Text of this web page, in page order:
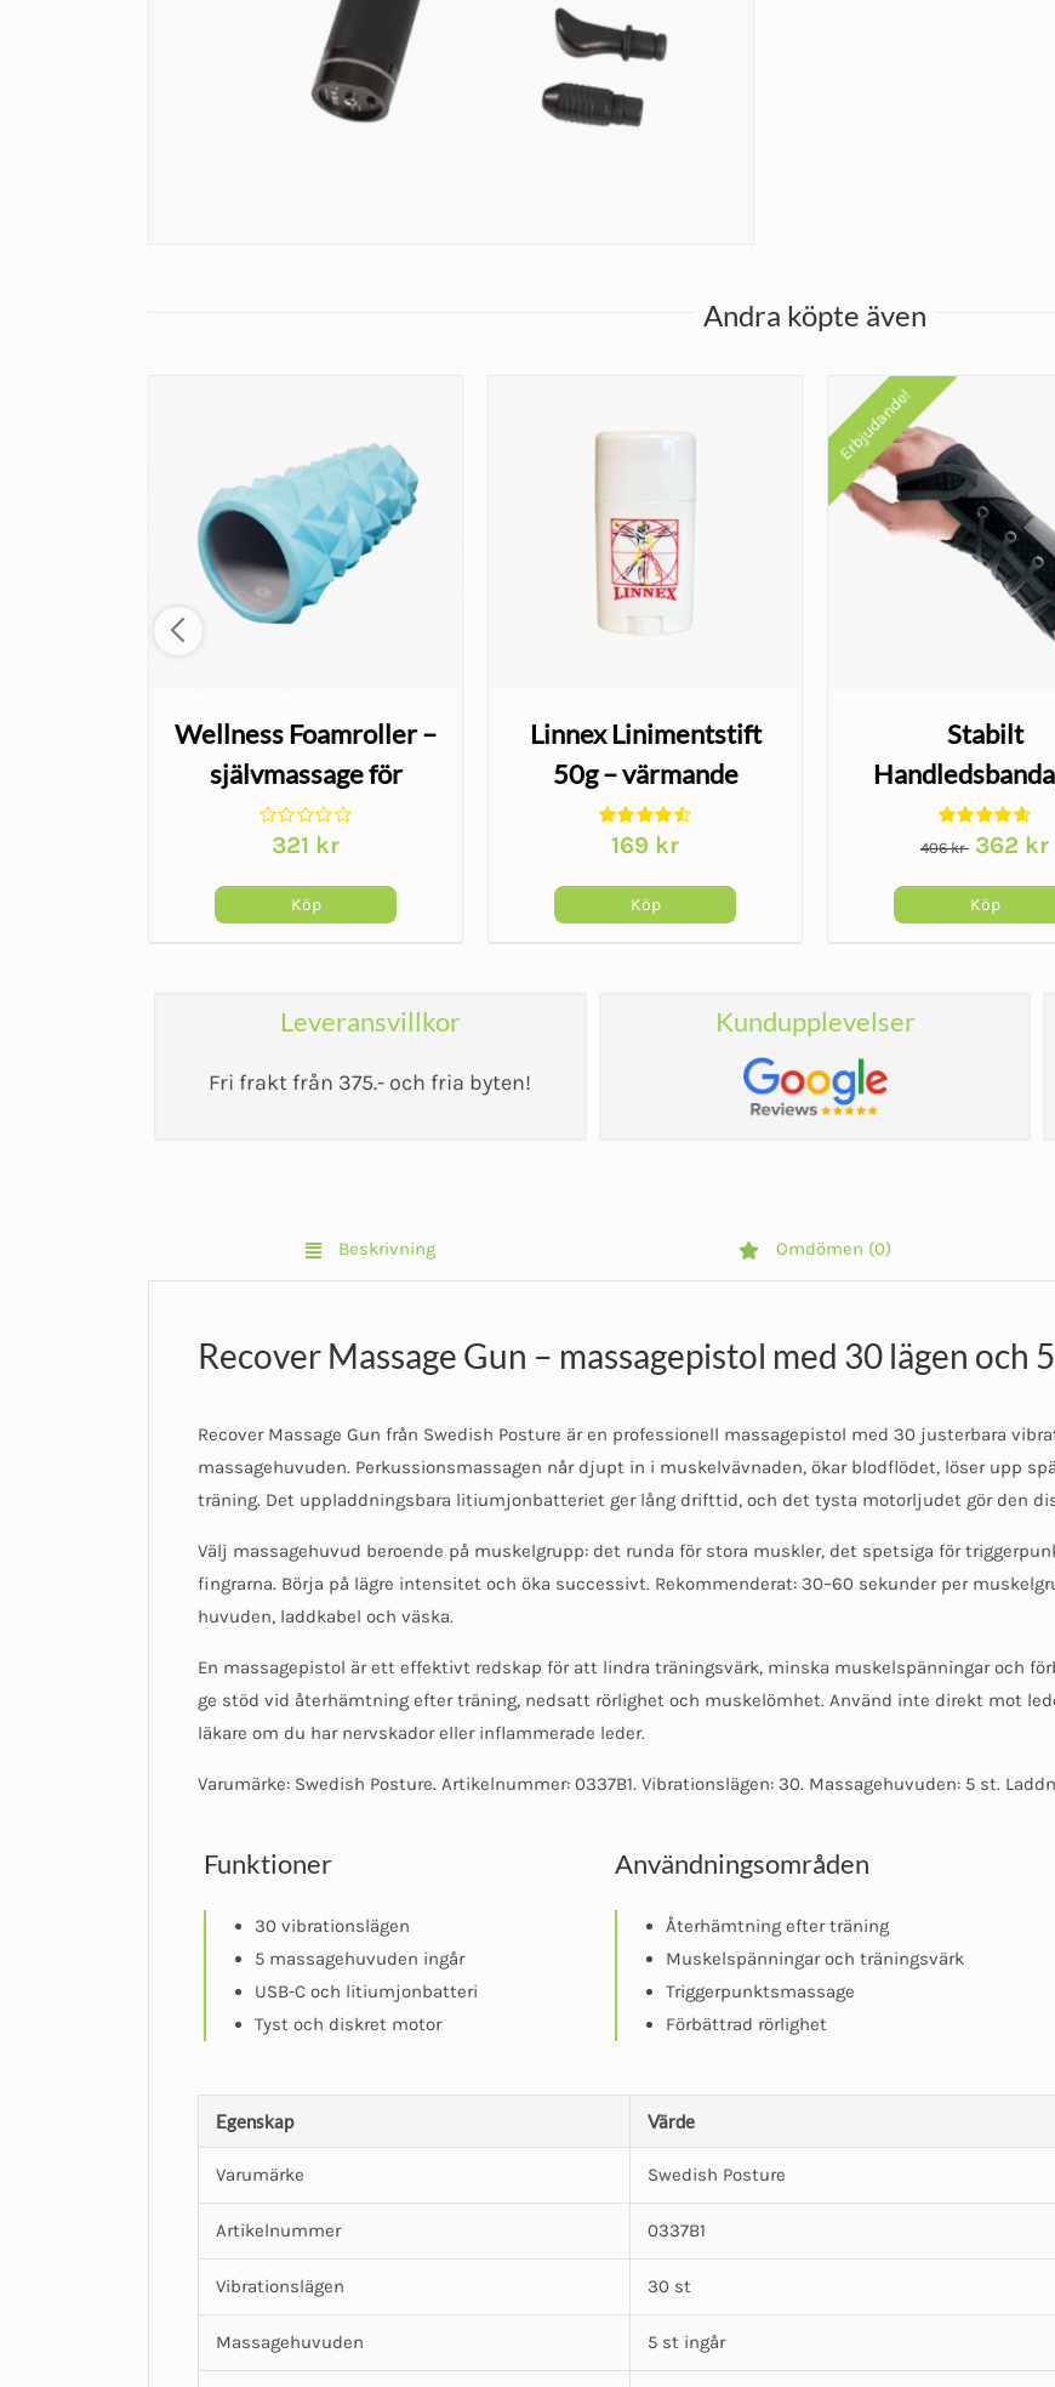
Andra köpte även
Wellness Foamroller –
självmassage för
snabbare återhämtning
321 kr
Köp
Linnex Linimentstift
50g – värmande
smärtlindring
169 kr
Köp
Erbjudande!
Stabilt
Wrist Lacer
406kr Det
priset
362 kr
Köp
Leveransvillkor
Fri frakt från 375.- och fria byten!
Kundupplevelser
Beskrivning Omdömen (0)
Recover Massage Gun – massagepistol med 30 lägen och
Recover Massage Gun från Swedish Posture är en professionell massagepistol med 30 justerbara
massagehuvuden. Perkussionsmassagen når djupt in i muskelvävnaden, ökar blodflödet, löser upp
träning. Det uppladdningsbara litiumjonbatteriet ger lång drifttid, och det tysta motorljudet gör den
Välj massagehuvud beroende på muskelgrupp: det runda för stora muskler, det spetsiga för
fingrarna. Börja på lägre intensitet och öka successivt. Rekommenderat: 30–60 sekunder per
huvuden, laddkabel och väska.
En massagepistol är ett effektivt redskap för att lindra träningsvärk, minska muskelspänningar och
ge stöd vid återhämtning efter träning, nedsatt rörlighet och muskelömhet. Använd inte direkt mot
läkare om du har nervskador eller inflammerade leder.
Varumärke: Swedish Posture. Artikelnummer: 0337B1. Vibrationslägen: 30. Massagehuvuden: 5 st.
Funktioner
30 vibrationslägen
5 massagehuvuden ingår
USB-C och litiumjonbatteri
Tyst och diskret motor
Användningsområden
Återhämtning efter träning
Muskelspänningar och träningsvärk
Triggerpunktsmassage
Förbättrad rörlighet
Egenskap Värde
Varumärke Swedish Posture
Artikelnummer 0337B1
Vibrationslägen 30 st
Massagehuvuden 5 st ingår